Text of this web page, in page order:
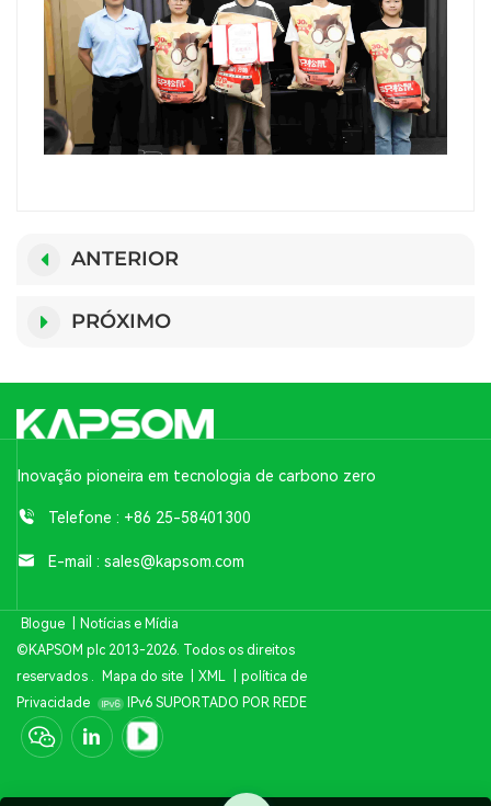
ANTERIOR
PRÓXIMO
Inovação pioneira em tecnologia de carbono zero
Telefone : +86 25-58401300
E-mail : sales@kapsom.com
Blogue
Notícias e Mídia
©KAPSOM plc 2013-2026. Todos os direitos
reservados .
Mapa do site XML
política de
Privacidade
IPv6 SUPORTADO POR REDE